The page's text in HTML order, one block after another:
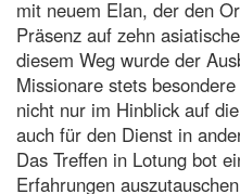
mit neuem Elan, der den
Präsenz auf zehn
diesem Weg wurde der
Missionare stets
nicht nur im Hinblick auf
auch für den Dienst in
Das Treffen in Lotung bot
Erfahrungen